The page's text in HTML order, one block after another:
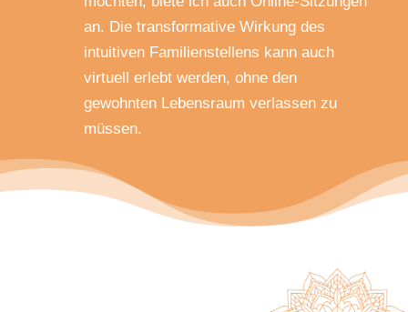
an. Die transformative Wirkung des
intuitiven Familienstellens kann auch
virtuell erlebt werden, ohne den
gewohnten Lebensraum verlassen zu
müssen.